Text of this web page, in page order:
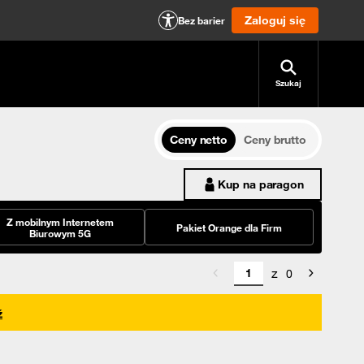
Bez barier Zaloguj się
Szukaj
Ceny netto
Ceny brutto
Kup na paragon
Z mobilnym Internetem
Biurowym 5G
Pakiet Orange dla Firm
z 0